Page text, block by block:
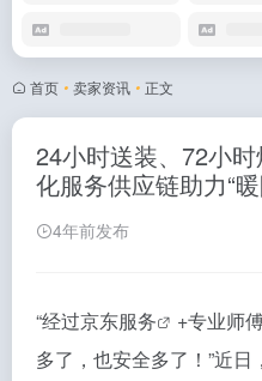
首页 • 卖家资讯 • 正文
24小时送装、72小
化服务供应链助力“
4年前发布
“经过京东服务
+专业师
多了，也安全多了！”近